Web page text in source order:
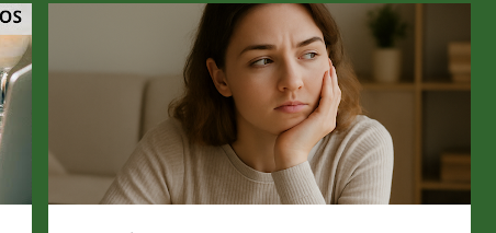
MUDANÇA DE HÁBITOS PROCASTINAÇÃO
QUALIDADE DE VIDA